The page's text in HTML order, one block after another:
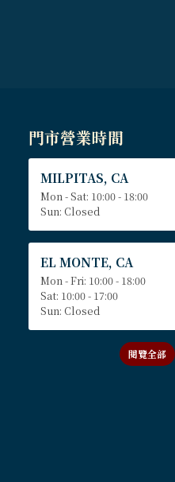
門市營業時間
MILPITAS, CA
Mon - Sat: 10:00 - 18:00
Sun: Closed
EL MONTE, CA
Mon - Fri: 10:00 - 18:00
Sat: 10:00 - 17:00
Sun: Closed
閱覽全部